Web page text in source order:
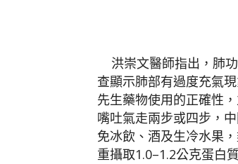
洪崇文醫師指出，肺
查顯示肺部有過度充氣
先生藥物使用的正確性
嘴吐氣走兩步或四步，
免冰飲、酒及生冷水果
重攝取1.0–1.2公克蛋白